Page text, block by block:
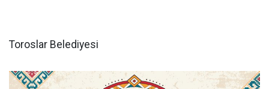
Toroslar Belediyesi